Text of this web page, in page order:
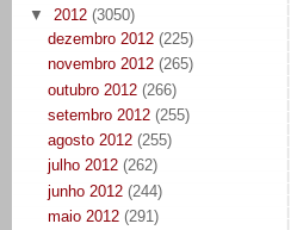
▼ 2012 (3050)
dezembro 2012 (225)
novembro 2012 (265)
outubro 2012 (266)
setembro 2012 (255)
agosto 2012 (255)
julho 2012 (262)
junho 2012 (244)
maio 2012 (291)